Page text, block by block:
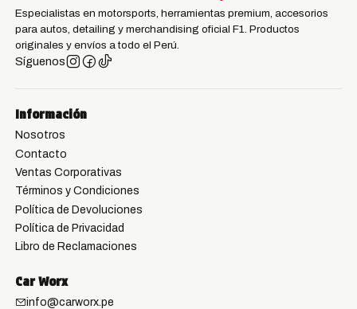
Especialistas en motorsports, herramientas premium, accesorios
para autos, detailing y merchandising oficial F1. Productos
originales y envíos a todo el Perú.
Síguenos
Información
Nosotros
Contacto
Ventas Corporativas
Términos y Condiciones
Política de Devoluciones
Política de Privacidad
Libro de Reclamaciones
Car Worx
info@carworx.pe